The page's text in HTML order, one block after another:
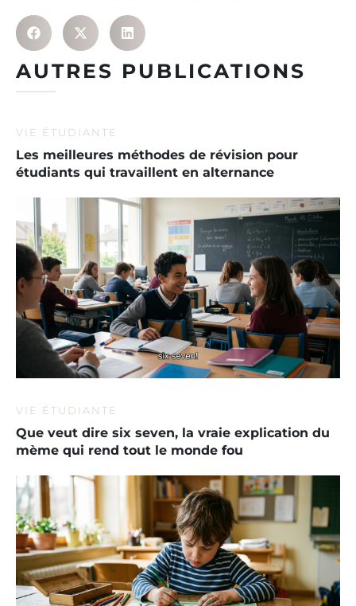
AUTRES PUBLICATIONS
VIE ÉTUDIANTE
Les meilleures méthodes de révision pour
étudiants qui travaillent en alternance
VIE ÉTUDIANTE
Que veut dire six seven, la vraie explication du
mème qui rend tout le monde fou